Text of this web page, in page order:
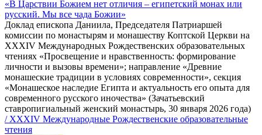
«В Царствии Божием нет отличия – египетский монах или
русский. Мы все чада Божии»
Доклад епископа Даниила, Председателя Патриаршей
комиссии по монастырям и монашеству Коптской Церкви на
XXXIV Международных Рождественских образовательных
чтениях «Просвещение и нравственность: формирование
личности и вызовы времени»; направление «Древние
монашеские традиции в условиях современности», секция
«Монашеское наследие Египта и актуальность его опыта для
современного русского иночества» (Зачатьевский
ставропигиальный женский монастырь, 30 января 2026 года)
/ XXXIV Международные Рождественские образовательные
чтения